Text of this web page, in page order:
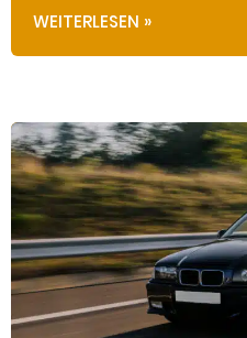
WEITERLESEN »